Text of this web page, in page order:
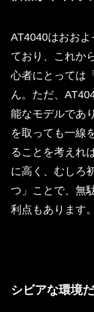
AT4040はおお
ており、これか
心者にとっては
ん。ただ、
能なモデルであ
を取っても一線
ることを考えれ
に高く、むしろ
つ」ことで、無
利点もあります。
シビアな環境